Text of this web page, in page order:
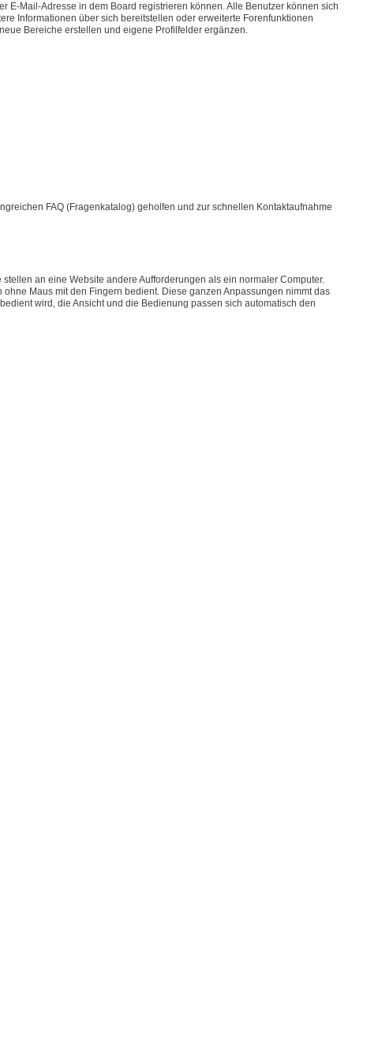
E-Mail-Adresse in dem Board registrieren können. Alle Benutzer können sich
Informationen über sich bereitstellen oder erweiterte Forenfunktionen
Bereiche erstellen und eigene Profilfelder ergänzen.
FAQ (Fragenkatalog) geholfen und zur schnellen Kontaktaufnahme
an eine Website andere Aufforderungen als ein normaler Computer.
Maus mit den Fingern bedient. Diese ganzen Anpassungen nimmt das
wird, die Ansicht und die Bedienung passen sich automatisch den